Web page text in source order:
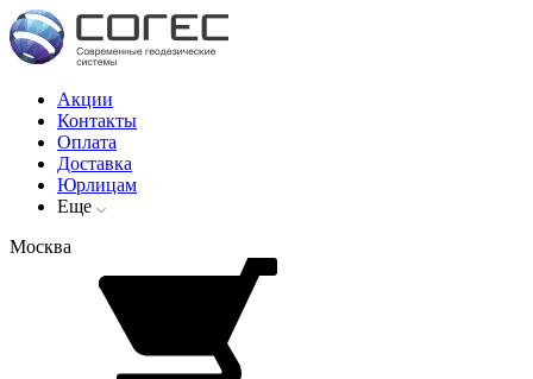
Акции
Контакты
Оплата
Доставка
Юрлицам
Еще
Москва